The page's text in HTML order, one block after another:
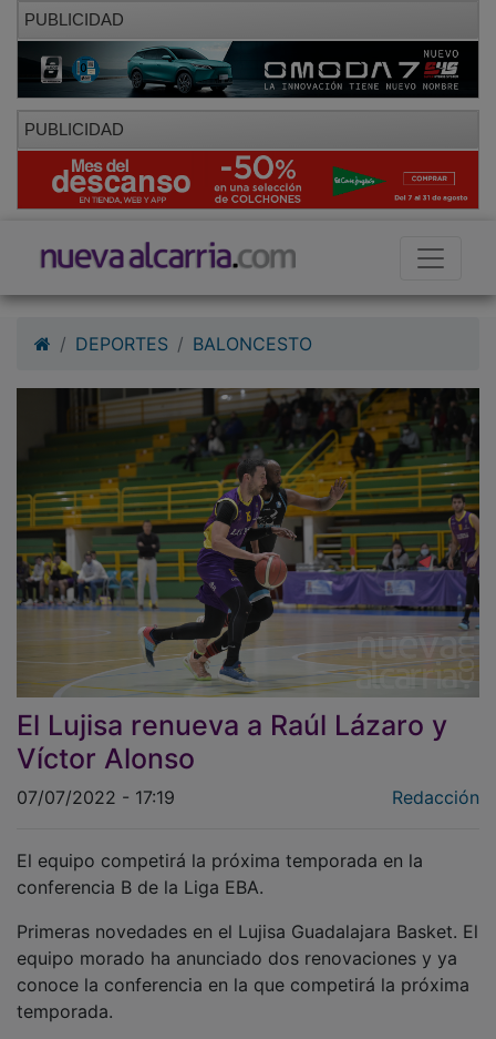
PUBLICIDAD
PUBLICIDAD
El Lujisa renueva a Raúl Lázaro y
Víctor Alonso
07/07/2022 - 17:19
conferencia B de la Liga EBA.
Primeras novedades en el Lujisa Guadalajara Basket. El
equipo morado ha anunciado dos renovaciones y ya
conoce la conferencia en la que competirá la próxima
temporada.
Raúl Lázaro y Victor Alonso son las dos primeras